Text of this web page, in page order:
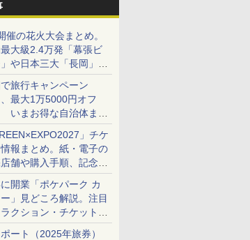
催の花火大会まとめ。
大級2.4万発「幕張ビ
や日本三大「長岡」な
イベント目白押し！
旅行キャンペーン
最大1万5000円オフ
いまお得な自治体まと
」チケ
報まとめ。紙・電子の
舗や購入手順、記念チ
も解説
開業「ポケパーク カ
」見どころ解説。注目
クション・チケット手
場前に必要な準備は？
ート（2025年旅券）